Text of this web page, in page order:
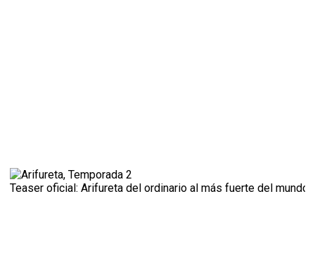
Teaser oficial: Arifureta del ordinario al más fuerte del mundo